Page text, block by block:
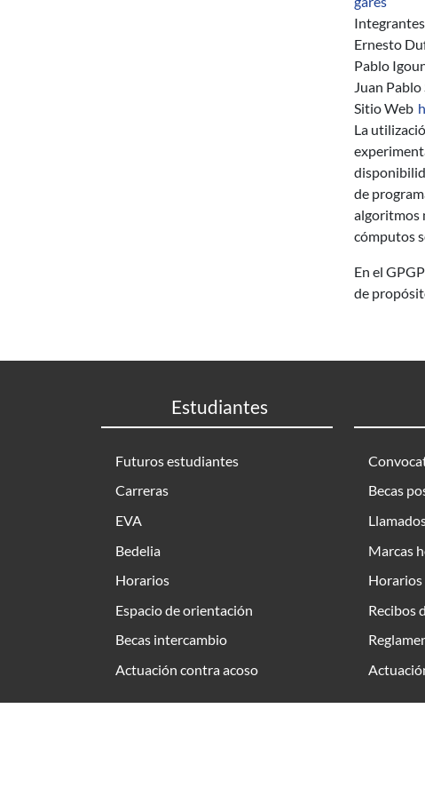
Ernesto
Pablo
Juan Pablo
Sitio Web
La
de
algoritmos
cómputos
En el
de
Estudiantes
Futuros estudiantes
Carreras
EVA
Bedelia
Horarios
Espacio de orientación
Becas intercambio
Actuación contra acoso
Becas
Marcas
Horarios
Recibos